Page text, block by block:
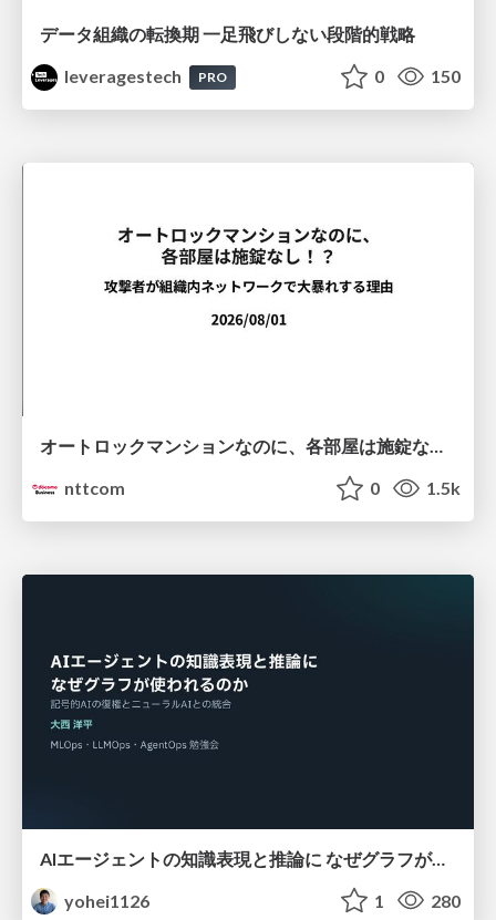
データ組織の転換期 一足飛びしない段階的戦略
leveragestech
PRO 0 150
オートロックマンションなのに、各部屋は施錠なし！？ 攻撃者が組織内ネットワークで大暴れする理由 / The Front Door Is Locked, but the Rooms Are Wide Open: Why Attackers Move Freely Inside Enterprise Networks
nttcom
0 1.5k
AIエージェントの知識表現と推論に なぜグラフが使われるのか - 記号的AIの復権とニューラルAIとの統合
yohei1126
1 280